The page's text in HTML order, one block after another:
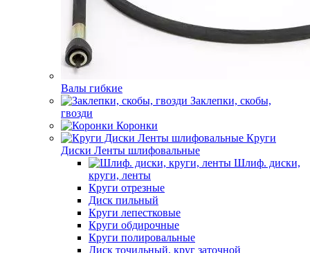
Валы гибкие
Заклепки, скобы,
гвозди
Коронки
Круги
Диски Ленты шлифовальные
Шлиф. диски,
круги, ленты
Круги отрезные
Диск пильный
Круги лепестковые
Круги обдирочные
Круги полировальные
Диск точильный, круг заточной